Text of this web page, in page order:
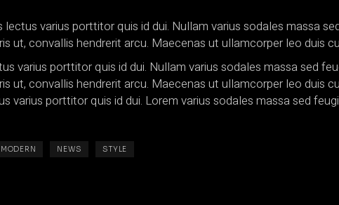
lectus varius porttitor quis id dui. Nullam varius sodales massa
ut, convallis hendrerit arcu. Maecenas ut ullamcorper leo duis
varius porttitor quis id dui. Nullam varius sodales massa sed
ut, convallis hendrerit arcu. Maecenas ut ullamcorper leo duis
varius porttitor quis id dui. Lorem varius sodales massa sed
MODERN NEWS STYLE